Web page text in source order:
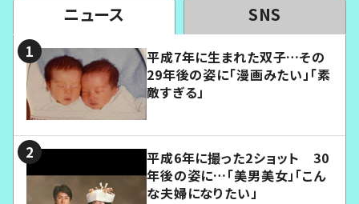
ニュース SNS
平成7年に生まれた双子…その
29年後の姿に「漫画みたい」「素
敵すぎる」
平成6年に撮った2ショット 30
年後の姿に…「美男美女」「こん
な夫婦になりたい」